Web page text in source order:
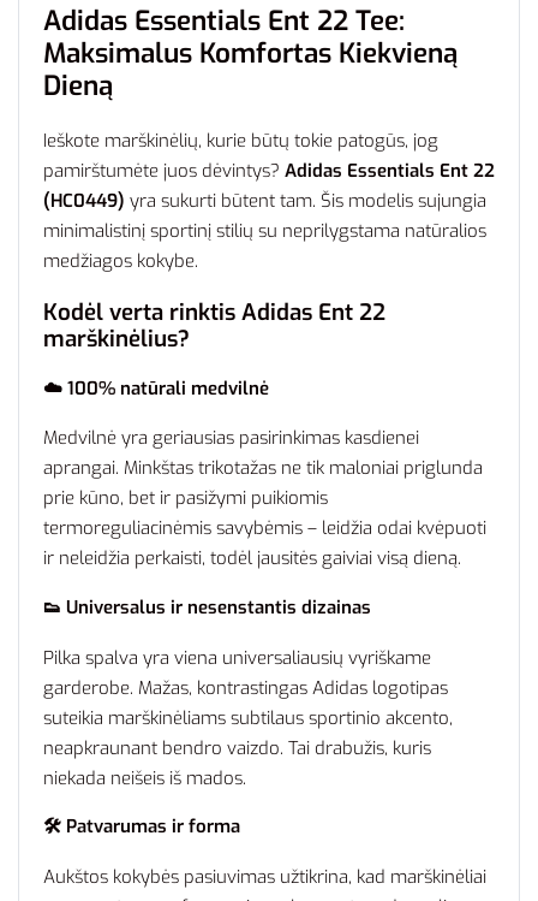
Adidas Essentials Ent 22 Tee:
Maksimalus Komfortas Kiekvieną
Dieną
Ieškote marškinėlių, kurie būtų tokie patogūs, jog
pamirštumėte juos dėvintys? Adidas Essentials Ent 22
(HC0449) yra sukurti būtent tam. Šis modelis sujungia
minimalistinį sportinį stilių su neprilygstama natūralios
medžiagos kokybe.
Kodėl verta rinktis Adidas Ent 22
marškinėlius?
☁️ 100% natūrali medvilnė
Medvilnė yra geriausias pasirinkimas kasdienei
aprangai. Minkštas trikotažas ne tik maloniai priglunda
prie kūno, bet ir pasižymi puikiomis
termoreguliacinėmis savybėmis – leidžia odai kvėpuoti
ir neleidžia perkaisti, todėl jausitės gaiviai visą dieną.
👟 Universalus ir nesenstantis dizainas
Pilka spalva yra viena universaliausių vyriškame
garderobe. Mažas, kontrastingas Adidas logotipas
suteikia marškinėliams subtilaus sportinio akcento,
neapkraunant bendro vaizdo. Tai drabužis, kuris
niekada neišeis iš mados.
🛠️ Patvarumas ir forma
Aukštos kokybės pasiuvimas užtikrina, kad marškinėliai